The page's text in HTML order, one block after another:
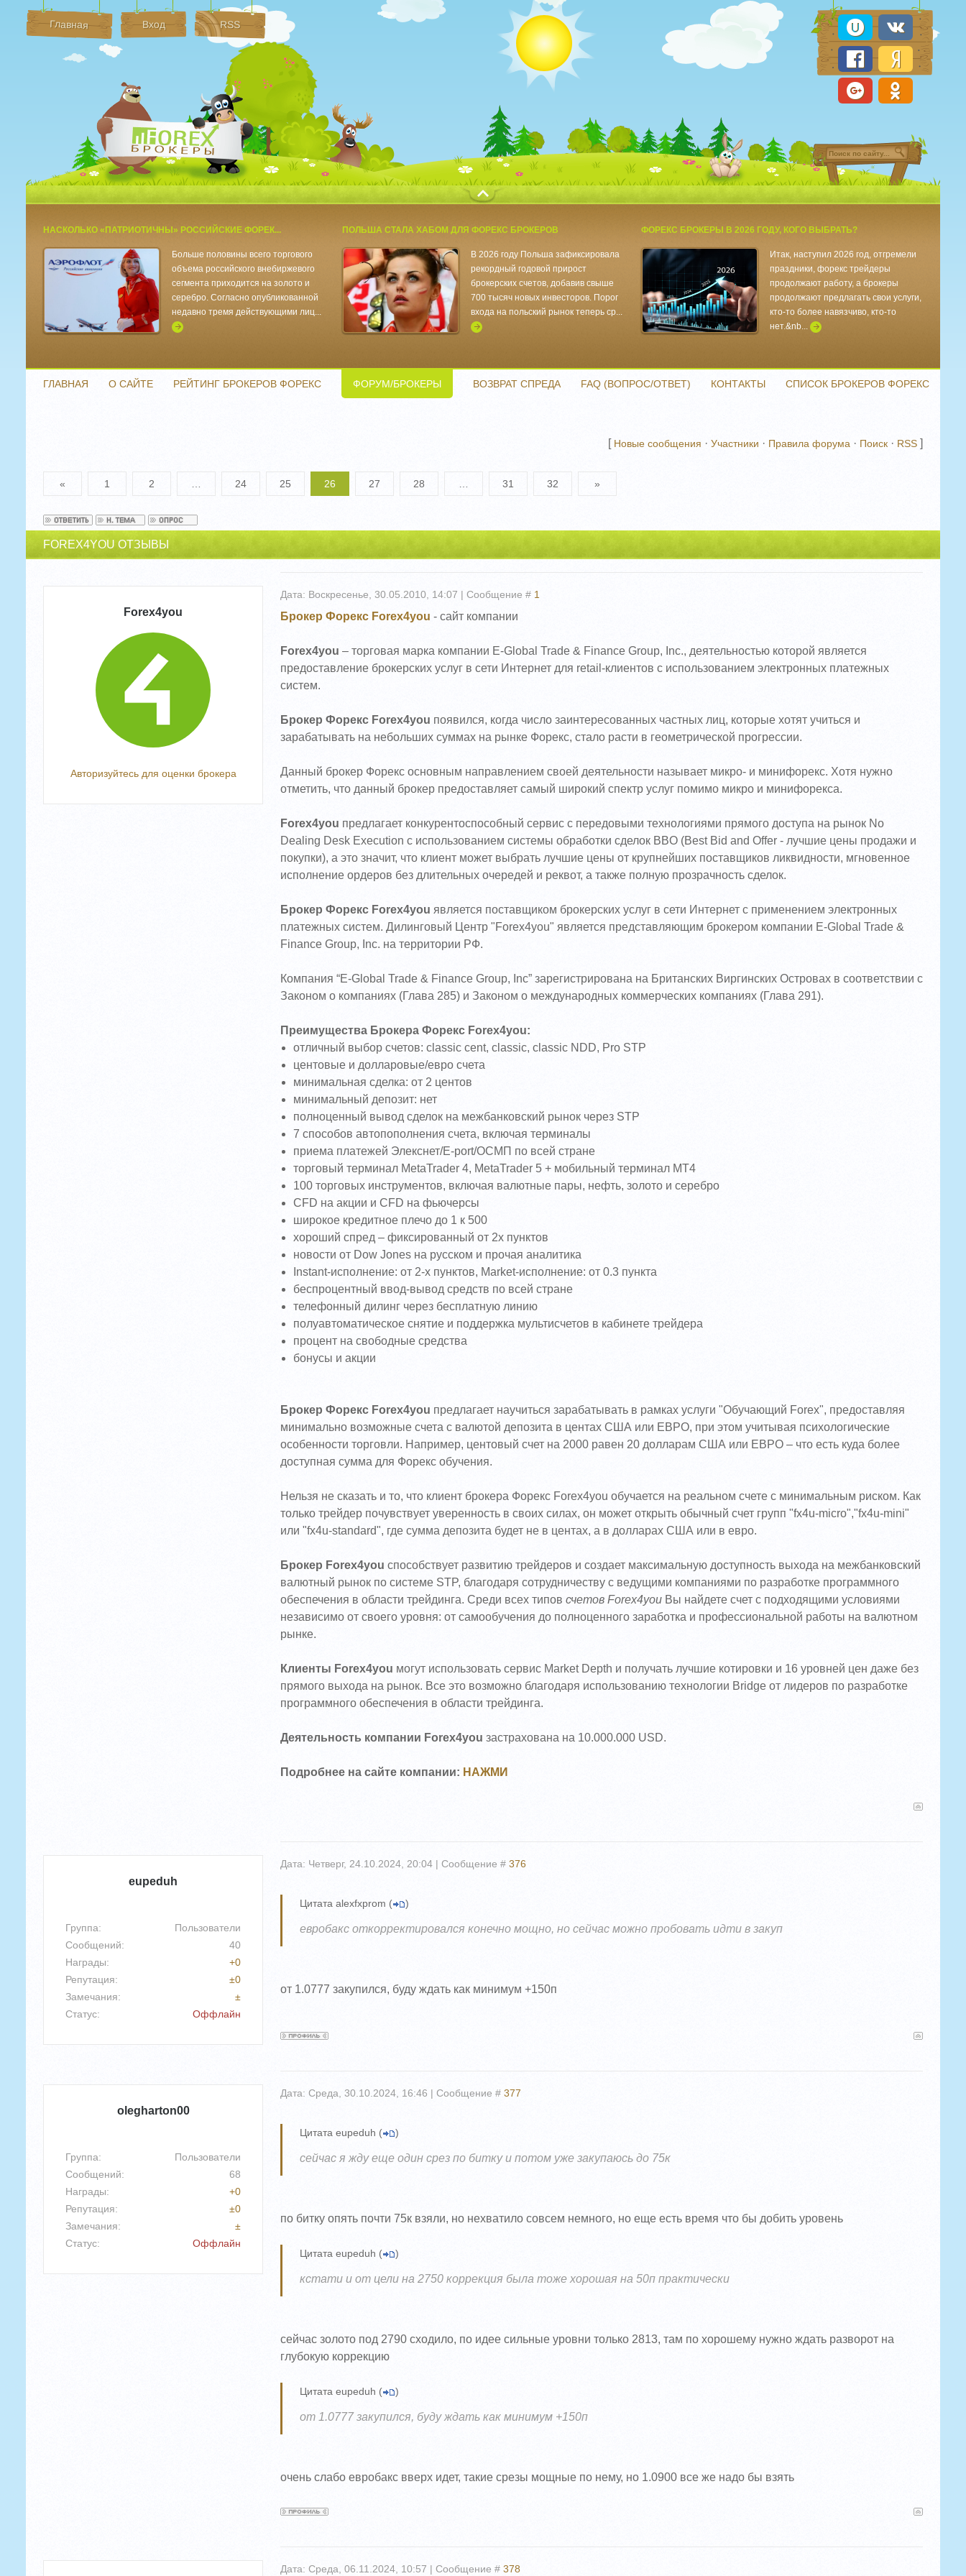
Главная Вход RSS
Брокеры Форекс
НАСКОЛЬКО «ПАТРИОТИЧНЫ» РОССИЙСКИЕ ФОРЕК...
Больше половины всего торгового
объема российского внебиржевого
сегмента приходится на золото и
серебро. Согласно опубликованной
недавно тремя действующими лиц...
ПОЛЬША СТАЛА ХАБОМ ДЛЯ ФОРЕКС БРОКЕРОВ
В 2026 году Польша зафиксировала
рекордный годовой прирост
брокерских счетов, добавив свыше
700 тысяч новых инвесторов. Порог
входа на польский рынок теперь ср...
ФОРЕКС БРОКЕРЫ В 2026 ГОДУ, КОГО ВЫБРАТЬ?
Итак, наступил 2026 год, отгремели
праздники, форекс трейдеры
продолжают работу, а брокеры
продолжают предлагать свои услуги,
кто-то более навязчиво, кто-то
нет.&nb...
ГЛАВНАЯ О САЙТЕ РЕЙТИНГ БРОКЕРОВ ФОРЕКС ФОРУМ/БРОКЕРЫ ВОЗВРАТ СПРЕДА FAQ (ВОПРОС/ОТВЕТ) КОНТАКТЫ СПИСОК БРОКЕРОВ ФОРЕКС
[ Новые сообщения · Участники · Правила форума · Поиск · RSS ]
« 1 2 24 25 26 27 28 31 32 »
FOREX4YOU ОТЗЫВЫ
Forex4you
Дата: Воскресенье, 30.05.2010, 14:07 | Сообщение # 1
Авторизуйтесь для оценки брокера
Брокер Форекс Forex4you - сайт компании
Forex4you – торговая марка компании E-Global Trade & Finance Group, Inc., деятельностью которой является
предоставление брокерских услуг в сети Интернет для retail-клиентов с использованием электронных платежных
систем.
Брокер Форекс Forex4you появился, когда число заинтересованных частных лиц, которые хотят учиться и
зарабатывать на небольших суммах на рынке Форекс, стало расти в геометрической прогрессии.
Данный брокер Форекс основным направлением своей деятельности называет микро- и минифорекс. Хотя нужно
отметить, что данный брокер предоставляет самый широкий спектр услуг помимо микро и минифорекса.
Forex4you предлагает конкурентоспособный сервис с передовыми технологиями прямого доступа на рынок No
Dealing Desk Execution с использованием системы обработки сделок BBO (Best Bid and Offer - лучшие цены продажи и
покупки), а это значит, что клиент может выбрать лучшие цены от крупнейших поставщиков ликвидности, мгновенное
исполнение ордеров без длительных очередей и реквот, а также полную прозрачность сделок.
Брокер Форекс Forex4you является поставщиком брокерских услуг в сети Интернет с применением электронных
платежных систем. Дилинговый Центр "Forex4you" является представляющим брокером компании E-Global Trade &
Finance Group, Inc. на территории РФ.
Компания “E-Global Trade & Finance Group, Inc” зарегистрирована на Британских Виргинских Островах в соответствии с
Законом о компаниях (Глава 285) и Законом о международных коммерческих компаниях (Глава 291).
Преимущества Брокера Форекс Forex4you:
отличный выбор счетов: classic cent, classic, classic NDD, Pro STP
центовые и долларовые/евро счета
минимальная сделка: от 2 центов
минимальный депозит: нет
полноценный вывод сделок на межбанковский рынок через STP
7 способов автопополнения счета, включая терминалы
приема платежей Элекснет/E-port/ОСМП по всей стране
торговый терминал MetaTrader 4, MetaTrader 5 + мобильный терминал MT4
100 торговых инструментов, включая валютные пары, нефть, золото и серебро
CFD на акции и CFD на фьючерсы
широкое кредитное плечо до 1 к 500
хороший спред – фиксированный от 2х пунктов
новости от Dow Jones на русском и прочая аналитика
Instant-исполнение: от 2-х пунктов, Market-исполнение: от 0.3 пункта
беспроцентный ввод-вывод средств по всей стране
телефонный дилинг через бесплатную линию
полуавтоматическое снятие и поддержка мультисчетов в кабинете трейдера
процент на свободные средства
бонусы и акции
Брокер Форекс Forex4you предлагает научиться зарабатывать в рамках услуги "Обучающий Forex", предоставляя
минимально возможные счета с валютой депозита в центах США или ЕВРО, при этом учитывая психологические
особенности торговли. Например, центовый счет на 2000 равен 20 долларам США или ЕВРО – что есть куда более
доступная сумма для Форекс обучения.
Нельзя не сказать и то, что клиент брокера Форекс Forex4you обучается на реальном счете с минимальным риском. Как
только трейдер почувствует уверенность в своих силах, он может открыть обычный счет групп "fx4u-micro","fx4u-mini"
или "fx4u-standard", где сумма депозита будет не в центах, а в долларах США или в евро.
Брокер Forex4you способствует развитию трейдеров и создает максимальную доступность выхода на межбанковский
валютный рынок по системе STP, благодаря сотрудничеству с ведущими компаниями по разработке программного
обеспечения в области трейдинга. Среди всех типов счетов Forex4you Вы найдете счет с подходящими условиями
независимо от своего уровня: от самообучения до полноценного заработка и профессиональной работы на валютном
рынке.
Клиенты Forex4you могут использовать сервис Market Depth и получать лучшие котировки и 16 уровней цен даже без
прямого выхода на рынок. Все это возможно благодаря использованию технологии Bridge от лидеров по разработке
программного обеспечения в области трейдинга.
Деятельность компании Forex4you застрахована на 10.000.000 USD.
Подробнее на сайте компании: НАЖМИ
eupeduh
Дата: Четверг, 24.10.2024, 20:04 | Сообщение # 376
Группа: Пользователи
Сообщений: 40
Награды:
0
+
Репутация:
0
±
Замечания:
±
Статус:
Оффлайн
Цитата alexfxprom ( )
евробакс откорректировался конечно мощно, но сейчас можно пробовать идти в закуп
от 1.0777 закупился, буду ждать как минимум +150п
olegharton00
Дата: Среда, 30.10.2024, 16:46 | Сообщение # 377
Группа: Пользователи
Сообщений: 68
Награды:
0
+
Репутация:
0
±
Замечания:
±
Статус:
Оффлайн
Цитата eupeduh ( )
сейчас я жду еще один срез по битку и потом уже закупаюсь до 75к
по битку опять почти 75к взяли, но нехватило совсем немного, но еще есть время что бы добить уровень
Цитата eupeduh ( )
кстати и от цели на 2750 коррекция была тоже хорошая на 50п практически
сейчас золото под 2790 сходило, по идее сильные уровни только 2813, там по хорошему нужно ждать разворот на
глубокую коррекцию
Цитата eupeduh ( )
от 1.0777 закупился, буду ждать как минимум +150п
очень слабо евробакс вверх идет, такие срезы мощные по нему, но 1.0900 все же надо бы взять
Дата: Среда, 06.11.2024, 10:57 | Сообщение # 378